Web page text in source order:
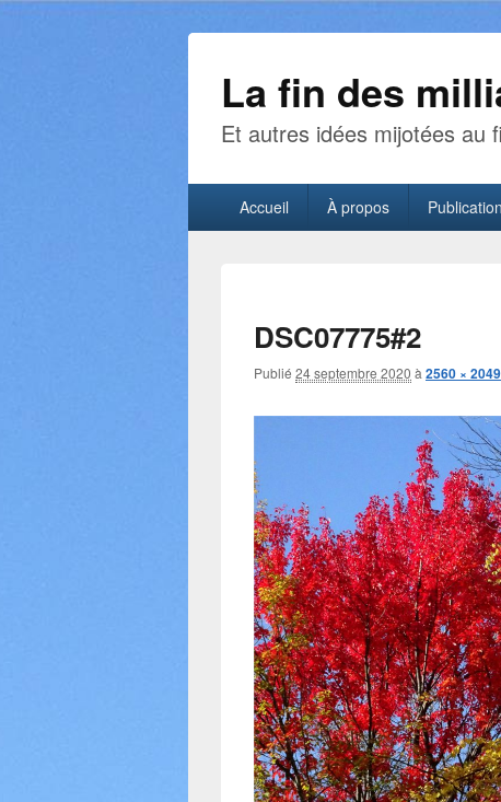
La fin des
Et autres idées mijotées au
principalAccueil À propos
DSC07775#2
Publié 24 septembre 2020 à 2560 × 2049